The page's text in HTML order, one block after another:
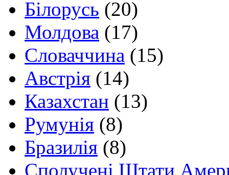
Білорусь (20)
Молдова (17)
Словаччина (15)
Австрія (14)
Казахстан (13)
Румунія (8)
Бразилія (8)
Сполучені Штати